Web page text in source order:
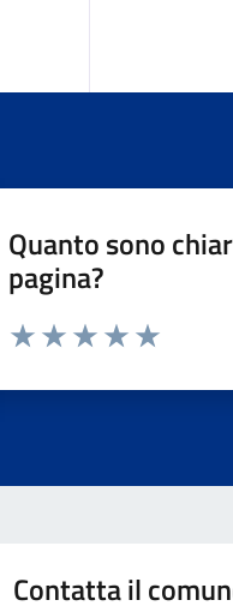
Quanto sono
pagina?
Valuta da 1 a 5 stelle la pagina
Contatta il